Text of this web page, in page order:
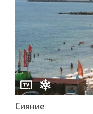
Сияние